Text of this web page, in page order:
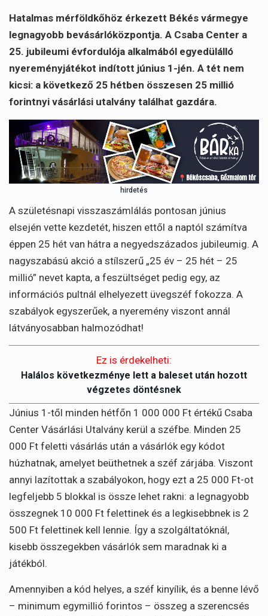
Hatalmas mérföldkőhöz érkezett Békés vármegye
legnagyobb bevásárlóközpontja. A Csaba Center a
25. jubileumi évfordulója alkalmából egyedülálló
nyereményjátékot indított június 1-jén. A tét nem
kicsi: a következő 25 hétben összesen 25 millió
forintnyi vásárlási utalvány találhat gazdára.
hirdetés
A születésnapi visszaszámlálás pontosan június
elsején vette kezdetét, hiszen ettől a naptól számítva
éppen 25 hét van hátra a negyedszázados jubileumig. A
nagyszabású akció a stílszerű „25 év – 25 hét – 25
millió” nevet kapta, a feszültséget pedig egy, az
információs pultnál elhelyezett üvegszéf fokozza. A
szabályok egyszerűek, a nyeremény viszont annál
látványosabban halmozódhat!
Ez is érdekelheti:
Halálos következménye lett a baleset után hozott
végzetes döntésnek
Június 1-től minden hétfőn 1 000 000 Ft értékű Csaba
Center Vásárlási Utalvány kerül a széfbe. Minden 25
000 Ft feletti vásárlás után a vásárlók egy kódot
húzhatnak, amelyet beüthetnek a széf zárjába. Viszont
annyi lazítottak a szabályokon, hogy ezt a 25 000 Ft-ot
legfeljebb 5 blokkal is össze lehet rakni: a legnagyobb
összegnek 10 000 Ft felettinek és a legkisebbnek is 2
500 Ft felettinek kell lennie. Így a szolgáltatóknál,
kisebb összegekben vásárlók sem maradnak ki a
játékból.
Amennyiben a kód helyes, a széf kinyílik, és a benne lévő
– minimum egymillió forintos – összeg a szerencsés